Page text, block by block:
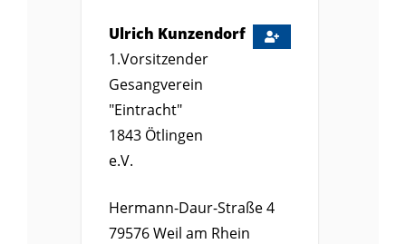
1.Vorsitzender
Ulrich Kunzendorf
Gesangverein
"Eintracht"
1843 Ötlingen
e.V.
Hermann-Daur-Straße 4
79576Weil am Rhein